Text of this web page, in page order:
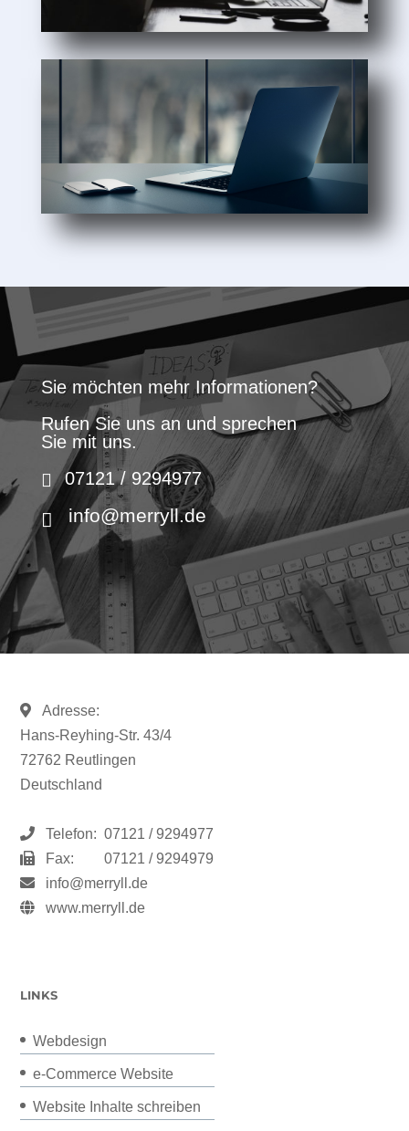
Sie möchten mehr Informationen?
Rufen Sie uns an und sprechen
Sie mit uns.
07121 / 9294977
info@merryll.de
Adresse:
Hans-Reyhing-Str. 43/4
72762 Reutlingen
Deutschland
Telefon: 07121 / 9294977
Fax:
07121 / 9294979
info@merryll.de
www.merryll.de
LINKS
Webdesign
e-Commerce Website
Website Inhalte schreiben